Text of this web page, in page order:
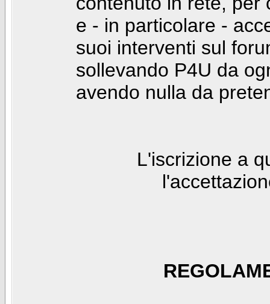
e - in particolare -
suoi interventi sul
sollevando P4U da
avendo nulla da
L'iscrizione a